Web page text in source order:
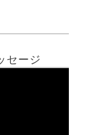
セージ